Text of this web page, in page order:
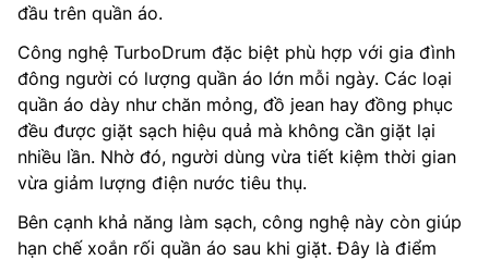
đầu trên quần áo.
Công nghệ TurboDrum đặc biệt phù hợp với gia đình
đông người có lượng quần áo lớn mỗi ngày. Các loại
quần áo dày như chăn mỏng, đồ jean hay đồng phục
đều được giặt sạch hiệu quả mà không cần giặt lại
nhiều lần. Nhờ đó, người dùng vừa tiết kiệm thời gian
vừa giảm lượng điện nước tiêu thụ.
Bên cạnh khả năng làm sạch, công nghệ này còn giúp
hạn chế xoắn rối quần áo sau khi giặt. Đây là điểm